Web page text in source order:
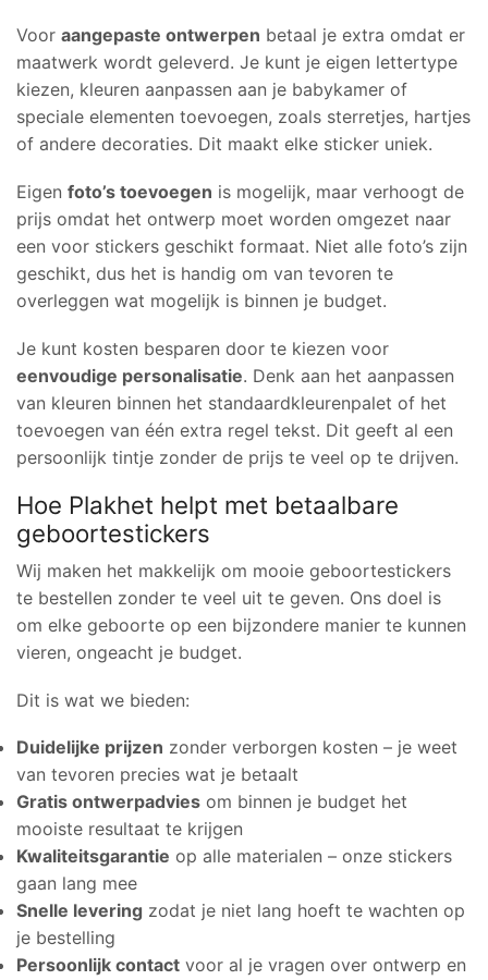
Voor aangepaste ontwerpen betaal je extra omdat er
maatwerk wordt geleverd. Je kunt je eigen lettertype
kiezen, kleuren aanpassen aan je babykamer of
speciale elementen toevoegen, zoals sterretjes, hartjes
of andere decoraties. Dit maakt elke sticker uniek.
Eigen foto’s toevoegen is mogelijk, maar verhoogt de
prijs omdat het ontwerp moet worden omgezet naar
een voor stickers geschikt formaat. Niet alle foto’s zijn
geschikt, dus het is handig om van tevoren te
overleggen wat mogelijk is binnen je budget.
Je kunt kosten besparen door te kiezen voor
eenvoudige personalisatie. Denk aan het aanpassen
van kleuren binnen het standaardkleurenpalet of het
toevoegen van één extra regel tekst. Dit geeft al een
persoonlijk tintje zonder de prijs te veel op te drijven.
Hoe Plakhet helpt met betaalbare
geboortestickers
Wij maken het makkelijk om mooie geboortestickers
te bestellen zonder te veel uit te geven. Ons doel is
om elke geboorte op een bijzondere manier te kunnen
vieren, ongeacht je budget.
Dit is wat we bieden:
Duidelijke prijzen zonder verborgen kosten – je weet
van tevoren precies wat je betaalt
Gratis ontwerpadvies om binnen je budget het
mooiste resultaat te krijgen
Kwaliteitsgarantie op alle materialen – onze stickers
gaan lang mee
Snelle levering zodat je niet lang hoeft te wachten op
je bestelling
Persoonlijk contact voor al je vragen over ontwerp en